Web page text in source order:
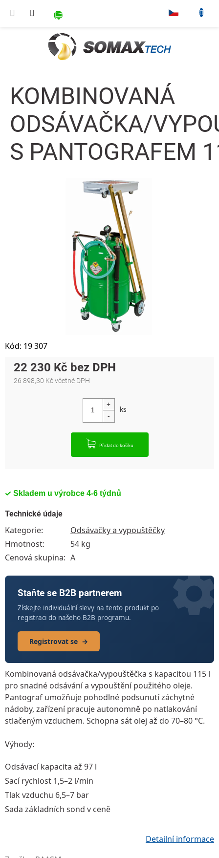
NÁKUPNÍ KOŠÍK
KOMBINOVANÁ
ODSÁVAČKA/
S PANTOGRAFEM
Kombinovaná odsávačka/vypouštěčka s kapacitou 115 l
pro snadné odsávání a vypouštění použitého oleje.
Pantograf umožňuje pohodlné podsunutí záchytné
nádoby, zařízení pracuje autonomně po natlakování
stlačeným vzduchem. Schopna sát olej až do 70–80 °C.
Výhody:
Odsávací kapacita až 97 l
Sací rychlost 1,5–2 l/min
Tlak vzduchu 6,5–7 bar
Sada základních sond v ceně
Detailní informace
Skladem u výrobce 4-6 týdnů
22 230 Kč
26 898,30 Kč včetně DPH
Přidat do košíku
Kód: 19 307
Technické údaje
Kategorie:
Odsávačky a vypouštěčky
Hmotnost:
54 kg
Cenová skupina: A
Staňte se B2B partnerem
Získejte individuální slevy na tento produkt po
registraci do našeho B2B programu.
Registrovat se →